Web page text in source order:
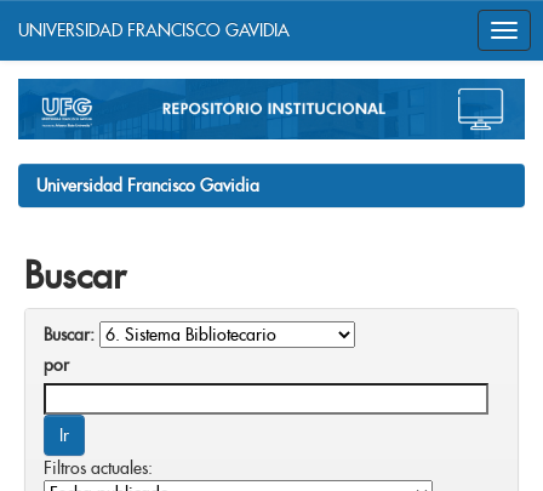
navigation
UNIVERSIDAD FRANCISCO GAVIDIA
Universidad Francisco Gavidia
Buscar
Buscar:
por
Filtros actuales: